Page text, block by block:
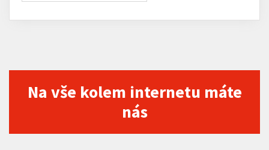
Na vše kolem internetu máte
nás